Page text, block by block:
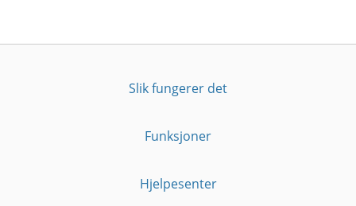
Slik fungerer det
Funksjoner
Hjelpesenter